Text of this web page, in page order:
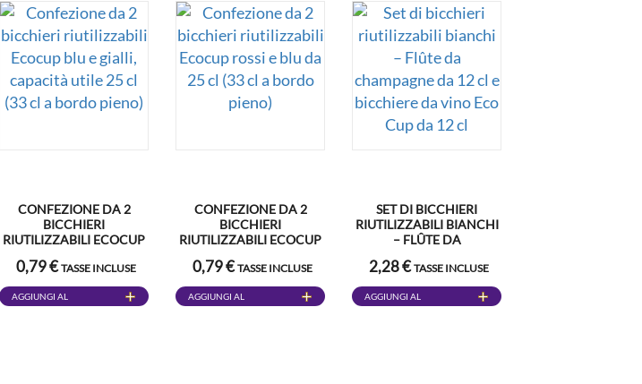
CONFEZIONE DA 2
BICCHIERI
RIUTILIZZABILI ECOCUP
UTILE 25 CL (33 CL A
BORDO PIENO)
0,79 €TASSE INCLUSE
AGGIUNGI AL
CONFEZIONE DA 2
BICCHIERI
RIUTILIZZABILI ECOCUP
CL A BORDO PIENO)
0,79 €TASSE INCLUSE
AGGIUNGI AL
SET DI BICCHIERI
RIUTILIZZABILI BIANCHI
– FLÛTE DA
BICCHIERE DA VINO
ECO CUP DA 12 CL
2,28 €TASSE INCLUSE
AGGIUNGI AL